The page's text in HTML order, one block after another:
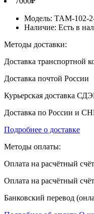
Модель: ТАМ-102-
Наличие: Есть в
Методы доставки:
Доставка транспортной
Доставка почтой России
Курьерская доставка
Доставка по России и
Подробнее о доставке
Методы оплаты:
Оплата на расчётный
Оплата на расчётный
Банковский перевод